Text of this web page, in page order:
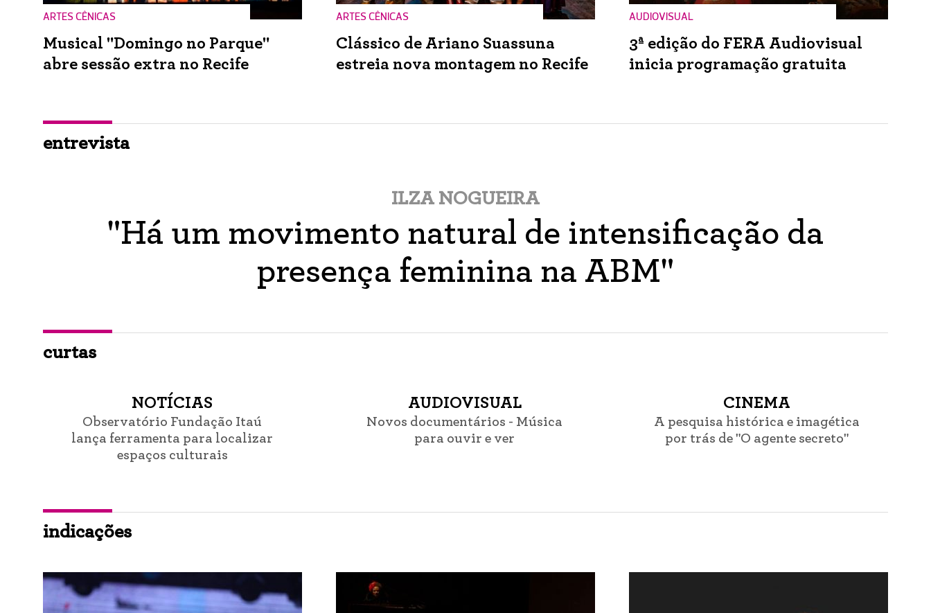
ARTES CÊNICAS
Musical "Domingo no Parque"
abre sessão extra no Recife
ARTES CÊNICAS
Clássico de Ariano Suassuna
estreia nova montagem no Recife
AUDIOVISUAL
3ª edição do FERA Audiovisual
inicia programação gratuita
entrevista
ILZA NOGUEIRA
"Há um movimento natural de intensificação da
presença feminina na ABM"
curtas
NOTÍCIAS
Observatório Fundação Itaú
lança ferramenta para localizar
espaços culturais
AUDIOVISUAL
Novos documentários - Música
para ouvir e ver
CINEMA
A pesquisa histórica e imagética
por trás de "O agente secreto"
indicações